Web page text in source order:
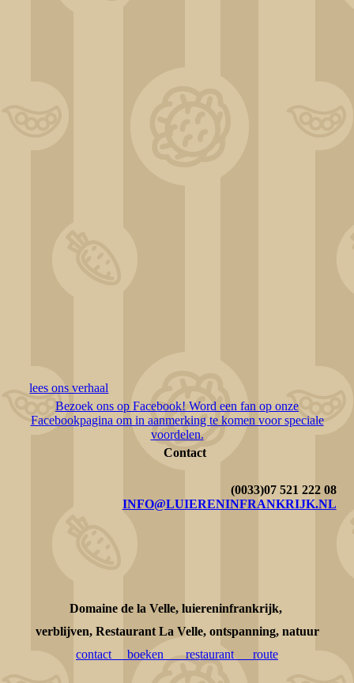
lees ons verhaal
Bezoek ons op Facebook! Word een fan op onze
Facebookpagina om in aanmerking te komen voor speciale
voordelen.
Contact
(0033)07 521 222 08
INFO@LUIERENINFRANKRIJK.NL
Domaine de la Velle, luiereninfrankrijk,
verblijven, Restaurant La Velle, ontspanning, natuur
contact boeken restaurant route